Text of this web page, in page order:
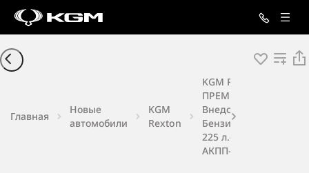
Главная
Новые
автомобили
KGM
Rexton
KGM Rexton
ПРЕМЬЕР 4X4
Внедорожник
Бензин 2,0 л
225 л.с.
АКПП-6